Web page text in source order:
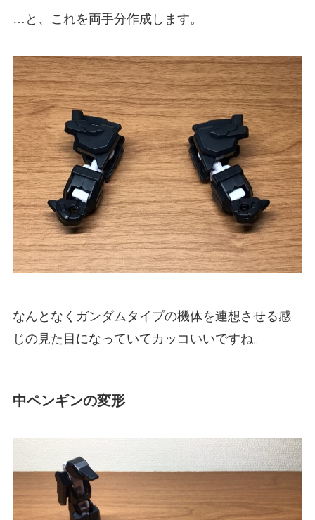
…と、これを両手分作成します。
なんとなくガンダムタイプの機体を連想させる感
じの見た目になっていてカッコいいですね。
中ペンギンの変形